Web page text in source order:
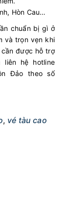
Hòn Cau…
chuẩn bị gì ở
và trọn vẹn khi
được hỗ trợ
hệ hotline
Đảo theo số
, vé tàu cao